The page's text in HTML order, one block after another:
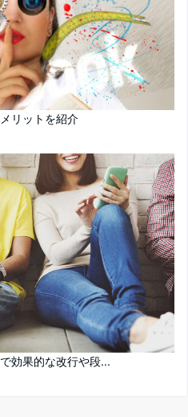
リットを紹介
効果的な改行や段...